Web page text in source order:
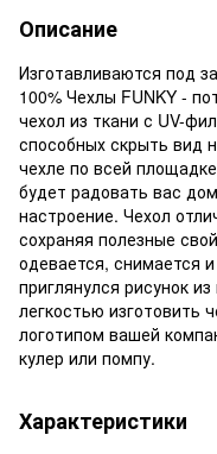
Описание
Изготавливаются под
100% Чехлы FUNKY -
чехол из ткани с UV-
способных скрыть вид
чехле по всей
будет радовать вас
настроение. Чехол
сохраняя полезные
одевается, снимается
приглянулся рисунок
легкостью изготовить
логотипом вашей
кулер или помпу.
Характеристики